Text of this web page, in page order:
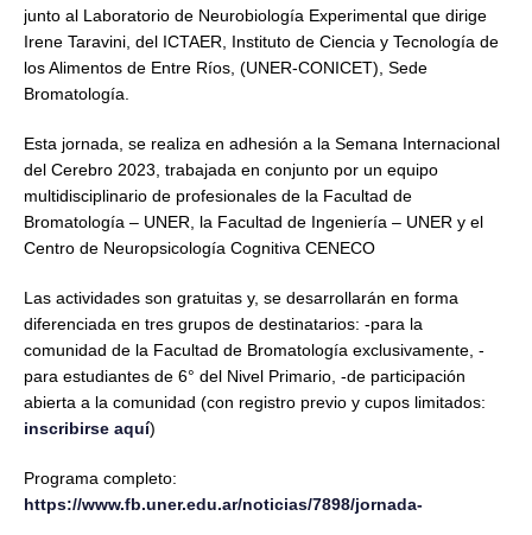
junto al Laboratorio de Neurobiología Experimental que dirige
Irene Taravini, del ICTAER, Instituto de Ciencia y Tecnología de
los Alimentos de Entre Ríos, (UNER-CONICET), Sede
Bromatología.
Esta jornada, se realiza en adhesión a la Semana Internacional
del Cerebro 2023, trabajada en conjunto por un equipo
multidisciplinario de profesionales de la Facultad de
Bromatología – UNER, la Facultad de Ingeniería – UNER y el
Centro de Neuropsicología Cognitiva CENECO
Las actividades son gratuitas y, se desarrollarán en forma
diferenciada en tres grupos de destinatarios: -para la
comunidad de la Facultad de Bromatología exclusivamente, -
para estudiantes de 6° del Nivel Primario, -de participación
abierta a la comunidad (con registro previo y cupos limitados:
inscribirse aquí)
Programa completo:
https://www.fb.uner.edu.ar/noticias/7898/jornada-